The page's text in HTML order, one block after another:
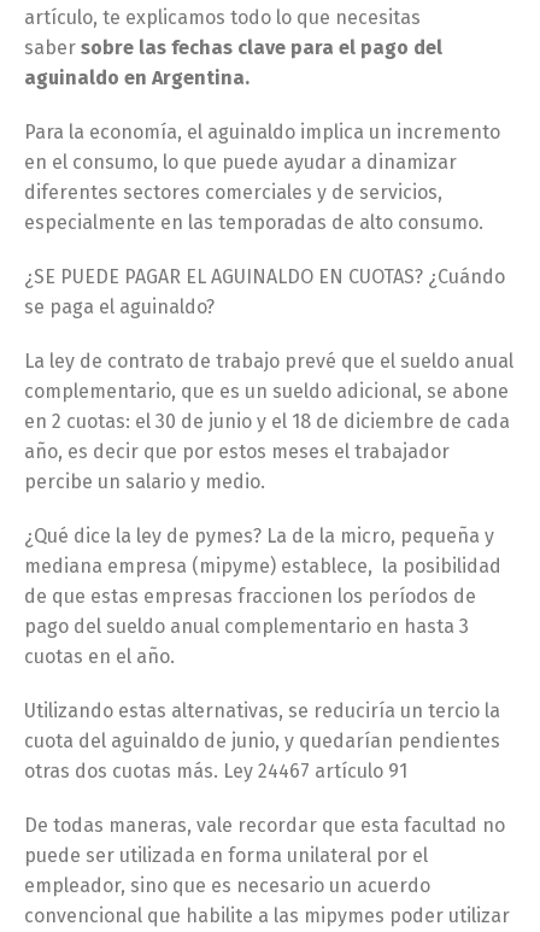
artículo, te explicamos todo lo que necesitas
saber sobre las fechas clave para el pago del
aguinaldo en Argentina.
Para la economía, el aguinaldo implica un incremento
en el consumo, lo que puede ayudar a dinamizar
diferentes sectores comerciales y de servicios,
especialmente en las temporadas de alto consumo.
¿SE PUEDE PAGAR EL AGUINALDO EN CUOTAS? ¿Cuándo
se paga el aguinaldo?
La ley de contrato de trabajo prevé que el sueldo anual
complementario, que es un sueldo adicional, se abone
en 2 cuotas: el 30 de junio y el 18 de diciembre de cada
año, es decir que por estos meses el trabajador
percibe un salario y medio.
¿Qué dice la ley de pymes? La de la micro, pequeña y
mediana empresa (mipyme) establece, la posibilidad
de que estas empresas fraccionen los períodos de
pago del sueldo anual complementario en hasta 3
cuotas en el año.
Utilizando estas alternativas, se reduciría un tercio la
cuota del aguinaldo de junio, y quedarían pendientes
otras dos cuotas más. Ley 24467 artículo 91
De todas maneras, vale recordar que esta facultad no
puede ser utilizada en forma unilateral por el
empleador, sino que es necesario un acuerdo
convencional que habilite a las mipymes poder utilizar